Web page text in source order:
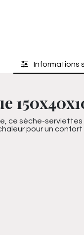
Informations
ce sèche-
pour un confort